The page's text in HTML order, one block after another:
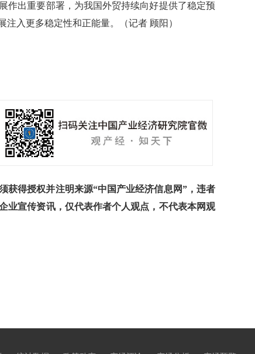
出重要部署，为我国外贸持续向好提供了稳定预
入更多稳定性和正能量。（记者 顾阳）
得授权并注明来源“中国产业经济信息网”，违者
业宣传资讯，仅代表作者个人观点，不代表本网观